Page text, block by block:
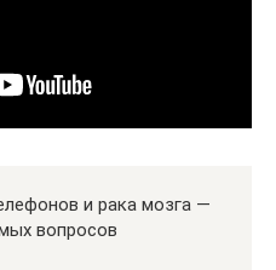
и рака мозга —
вопросов